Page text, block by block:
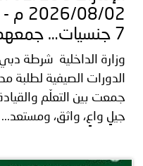
7 جنسيات… جمعهم صيفٌ أثره يدوم..
وزارة الداخلية شرطة
الدورات الصيفية لطلبة
جمعت بين التعلّم
جيلٍ واعٍ، واثق، ومستعد...